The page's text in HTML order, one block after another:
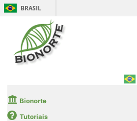
BRASIL
Bionorte
Tutoriais